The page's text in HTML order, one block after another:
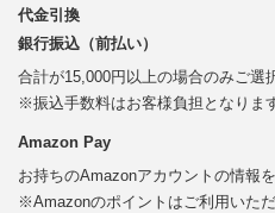
代金引換
銀行振込（前払い）
合計が15,000円以上の場合のみご選
※振込手数料はお客様負担となりま
Amazon Pay
お持ちのAmazonアカウントの情報
※Amazonのポイントはご利用いただ